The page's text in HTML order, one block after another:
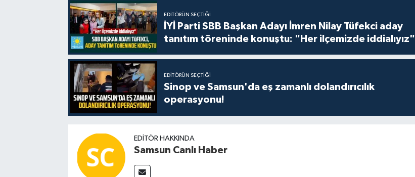
EDITÖRÜN SEÇTIĞI
İYİ Parti SBB Başkan Adayı İmren Nilay Tüfekci aday
tanıtım töreninde konuştu: "Her ilçemizde iddialıyız"
EDITÖRÜN SEÇTIĞI
Sinop ve Samsun'da eş zamanlı dolandırıcılık
operasyonu!
EDITÖR HAKKINDA
Samsun Canlı Haber